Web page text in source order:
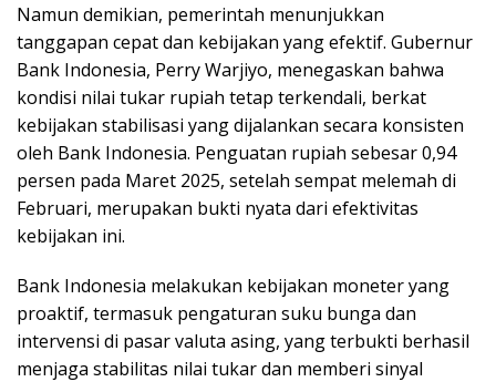
Namun demikian, pemerintah menunjukkan
tanggapan cepat dan kebijakan yang efektif. Gubernur
Bank Indonesia, Perry Warjiyo, menegaskan bahwa
kondisi nilai tukar rupiah tetap terkendali, berkat
kebijakan stabilisasi yang dijalankan secara konsisten
oleh Bank Indonesia. Penguatan rupiah sebesar 0,94
persen pada Maret 2025, setelah sempat melemah di
Februari, merupakan bukti nyata dari efektivitas
kebijakan ini.
Bank Indonesia melakukan kebijakan moneter yang
proaktif, termasuk pengaturan suku bunga dan
intervensi di pasar valuta asing, yang terbukti berhasil
menjaga stabilitas nilai tukar dan memberi sinyal